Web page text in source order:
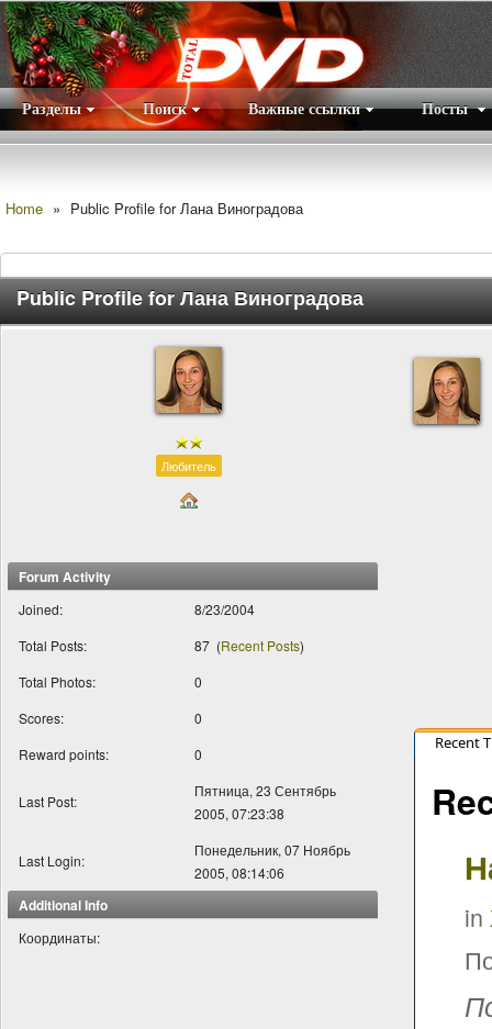
Разделы Поиск Важные ссылки Посты
Home » Public Profile for Лана Виноградова
Public Profile for Лана Виноградова
Любитель
Forum Activity
Joined:
8/23/2004
Total Posts:
87 (Recent Posts)
Total Photos:
0
Scores:
0
Reward points:
0
Last Post:
Пятница, 23 Сентябрь
2005, 07:23:38
Last Login:
Понедельник, 07 Ноябрь
2005, 08:14:06
Additional Info
Координаты:
Recent
in